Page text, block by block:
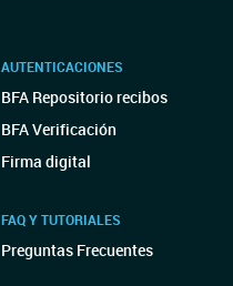
AUTENTICACIONES
BFA Repositorio recibos
BFA Verificación
Firma digital
FAQ Y TUTORIALES
Preguntas Frecuentes